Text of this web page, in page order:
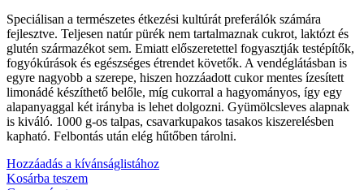
Speciálisan a természetes étkezési kultúrát preferálók számára
fejlesztve. Teljesen natúr pürék nem tartalmaznak cukrot, laktózt és
glutén származékot sem. Emiatt előszeretettel fogyasztják testépítők,
fogyókúrások és egészséges étrendet követők. A vendéglátásban is
egyre nagyobb a szerepe, hiszen hozzáadott cukor mentes ízesített
limonádé készíthető belőle, míg cukorral a hagyományos, így egy
alapanyaggal két irányba is lehet dolgozni. Gyümölcsleves alapnak
is kiváló. 1000 g-os talpas, csavarkupakos tasakos kiszerelésben
kapható. Felbontás után elég hűtőben tárolni.
Hozzáadás a kívánságlistához
Kosárba teszem